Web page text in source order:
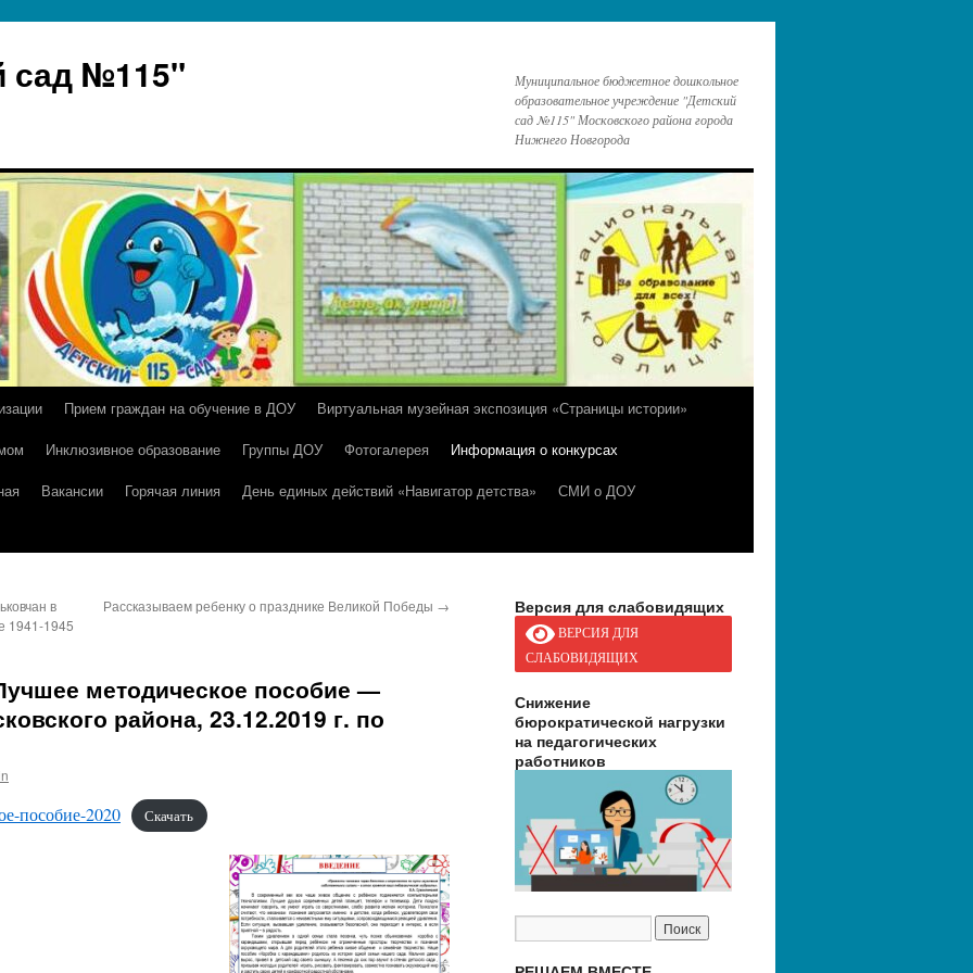
сад №115"
Муниципальное бюджетное дошкольное
образовательное учреждение "Детский
сад №115" Московского района города
Нижнего Новгорода
Прием граждан на обучение в ДОУ
Виртуальная музейная экспозиция «Страницы истории»
Инклюзивное образование Группы ДОУ Фотогалерея
Информация о конкурсах
Вакансии Горячая линия День единых действий «Навигатор детства»
СМИ о ДОУ
в
1941-1945
Рассказываем ребенку о празднике Великой Победы →
методическое пособие —
района, 23.12.2019 г. по
пособие-2020 Скачать
Версия для слабовидящих
ВЕРСИЯ ДЛЯ
СЛАБОВИДЯЩИХ
Снижение
бюрократической нагрузки
на педагогических
работников